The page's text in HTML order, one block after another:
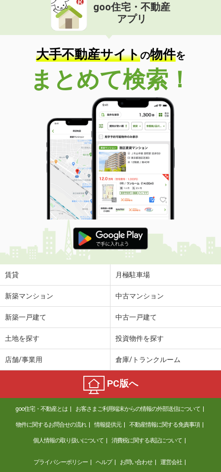
goo住宅・不動産
アプリ
大手不動産サイトの物件を
まとめて検索！
賃貸 月極駐車場
新築マンション 中古マンション
新築一戸建て 中古一戸建て
土地を探す 投資物件を探す
店舗/事業用 倉庫/トランクルーム
PC版へ
goo住宅・不動産とは お客さまご利用端末からの情報の外部送信について
物件に関するお問合せの流れ 情報提供元 不動産情報に関する免責事項
個人情報の取り扱いについて 消費税に関する表記について
プライバシーポリシー ヘルプ お問い合わせ 運営会社